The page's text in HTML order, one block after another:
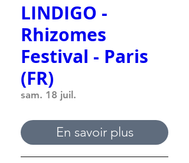
LINDIGO -
Rhizomes
Festival - Paris
(FR)
sam. 18 juil.
En savoir plus